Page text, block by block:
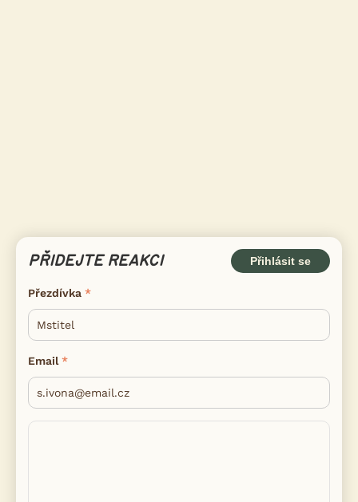
PŘIDEJTE REAKCI Přihlásit se
Přezdívka
Email